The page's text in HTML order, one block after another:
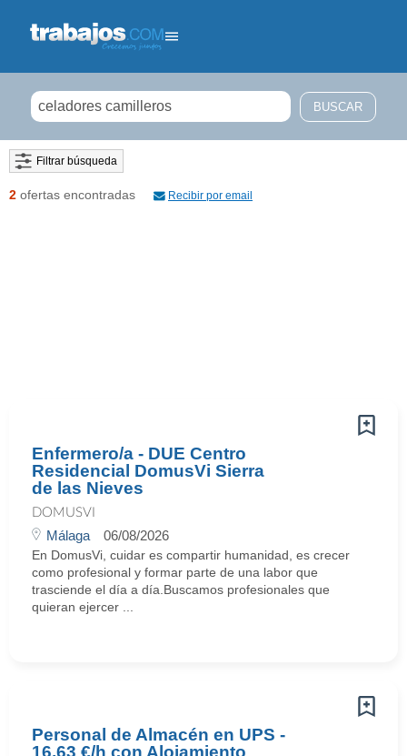
Filtrar búsqueda
2 ofertas encontradas Recibir por email
Enfermero/a - DUE Centro
Residencial DomusVi Sierra
de las Nieves
DOMUSVI
Málaga 06/08/2026
En DomusVi, cuidar es compartir humanidad, es crecer
como profesional y formar parte de una labor que
trasciende el día a día.Buscamos profesionales que
quieran ejercer ...
Personal de Almacén en UPS -
16,63 €/h con Alojamiento